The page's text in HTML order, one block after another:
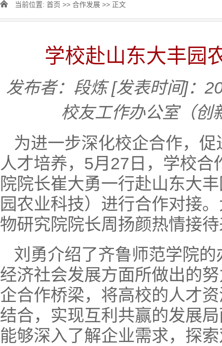
当前位置: 首页 >> 合作发展 >> 正文
学校赴山东大丰园
发布者：段炼 [发表时间]：
校友工作办公室（创
为进一步深化校企合作，
人才培养，5月27日，学校
院院长崔大勇一行赴山东大
园农业科技）进行合作对接
物研究院院长周扬颜热情接
刘勇介绍了齐鲁师范学院
经济社会发展方面所做出的
企合作桥梁，将高校的人才
结合，实现互利共赢的发展
能够深入了解企业需求，探